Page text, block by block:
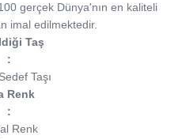
gerçek Dünya'nın en kaliteli
imal edilmektedir.
Taş
:
Taşı
Renk
:
Renk